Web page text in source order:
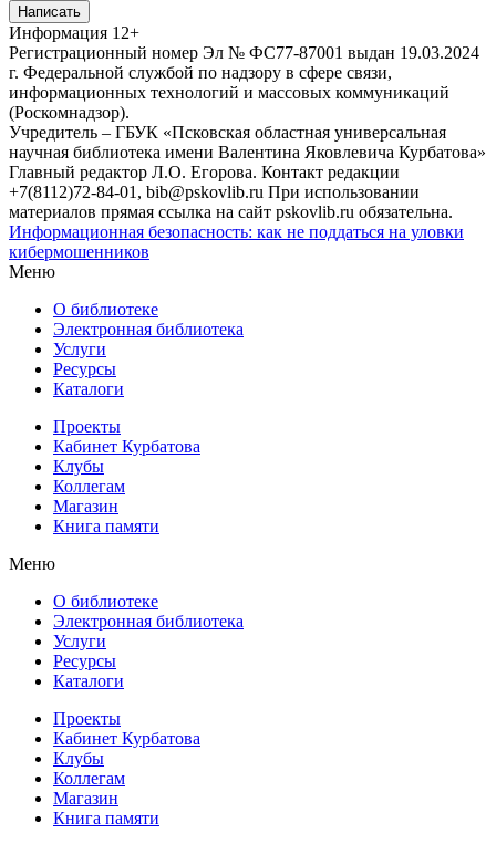
Написать
Информация 12+
Регистрационный номер Эл № ФС77-87001 выдан 19.03.2024
г. Федеральной службой по надзору в сфере связи,
информационных технологий и массовых коммуникаций
(Роскомнадзор).
Учредитель – ГБУК «Псковская областная универсальная
научная библиотека имени Валентина Яковлевича Курбатова»
Главный редактор Л.О. Егорова. Контакт редакции
+7(8112)72-84-01, bib@pskovlib.ru При использовании
материалов прямая ссылка на сайт pskovlib.ru обязательна.
Информационная безопасность: как не поддаться на уловки
кибермошенников
Меню
О библиотеке
Электронная библиотека
Услуги
Ресурсы
Каталоги
Проекты
Кабинет Курбатова
Клубы
Коллегам
Магазин
Книга памяти
Меню
О библиотеке
Электронная библиотека
Услуги
Ресурсы
Каталоги
Проекты
Кабинет Курбатова
Клубы
Коллегам
Магазин
Книга памяти